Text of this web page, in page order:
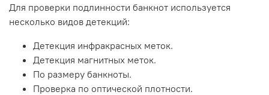
Для проверки подлинности банкнот используется
несколько видов детекций:
Детекция инфракрасных меток.
Детекция магнитных меток.
По размеру банкноты.
Проверка по оптической плотности.